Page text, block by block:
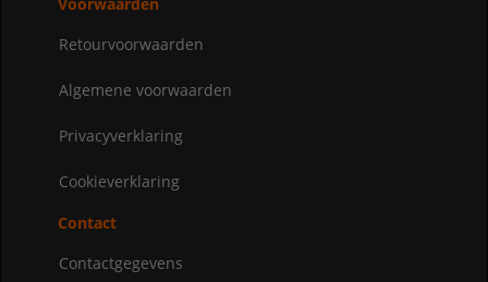
Voorwaarden
Retourvoorwaarden
Algemene voorwaarden
Privacyverklaring
Cookieverklaring
Contact
Contactgegevens